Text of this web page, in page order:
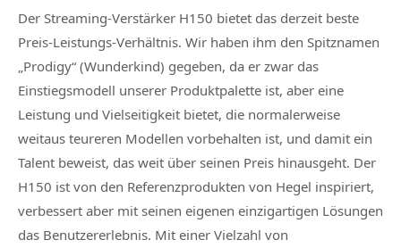
Der Streaming-Verstärker H150 bietet das derzeit beste
Preis-Leistungs-Verhältnis. Wir haben ihm den Spitznamen
„Prodigy“ (Wunderkind) gegeben, da er zwar das
Einstiegsmodell unserer Produktpalette ist, aber eine
Leistung und Vielseitigkeit bietet, die normalerweise
weitaus teureren Modellen vorbehalten ist, und damit ein
Talent beweist, das weit über seinen Preis hinausgeht. Der
H150 ist von den Referenzprodukten von Hegel inspiriert,
verbessert aber mit seinen eigenen einzigartigen Lösungen
das Benutzererlebnis. Mit einer Vielzahl von